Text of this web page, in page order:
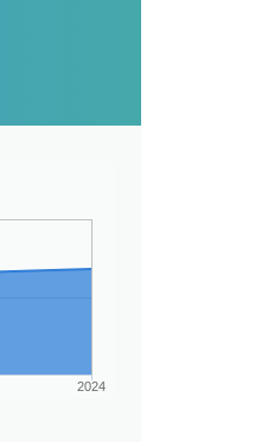
2024